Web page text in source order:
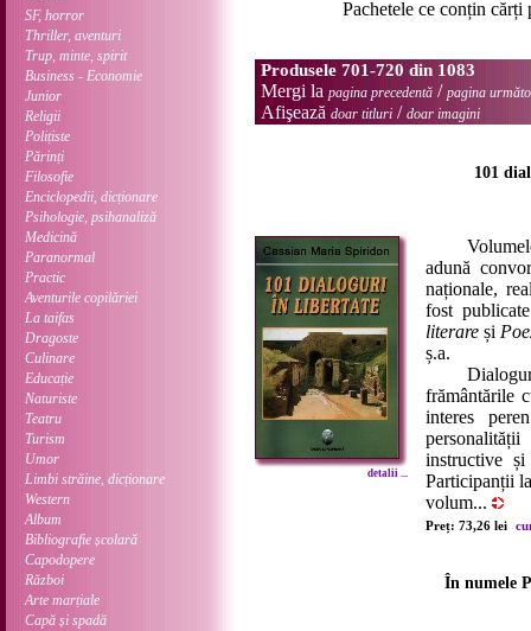
SF, horror
Thriller, aventuri
Trup, minte, spirit
Business - Economie
Junior
Religii
Polițiste
Părinți
Filosofie
Enciclopedii, dicționare
Psihologie, psihanaliză
Medicină
Paranormal
Practic
Aventurile copilăriei
La taifas
Dragoste
Culinare
Educație
Naturiste
Teatru
Turism
Umor
Limbi străine, dicționare
Western
Album
Bibliografie școlară
Capodopere
Război
Arte marțiale
Capă și spadă
Pachetele ce conțin cărți
Produsele 701-720 din 1083
Mergi la pagina precedentă / pagina
Afişează doar titluri / doar imagini
101
detalii ...
Volumele
adună
naționale,
fost
literare și
ș.a.
frământările
interes
instructive și
Participanții
volum...
Preț: 73,26 lei
În numele